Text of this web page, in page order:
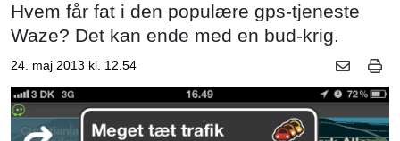
Hvem får fat i den populære gps-tjeneste
Waze? Det kan ende med en bud-krig.
24. maj 2013 kl. 12.54